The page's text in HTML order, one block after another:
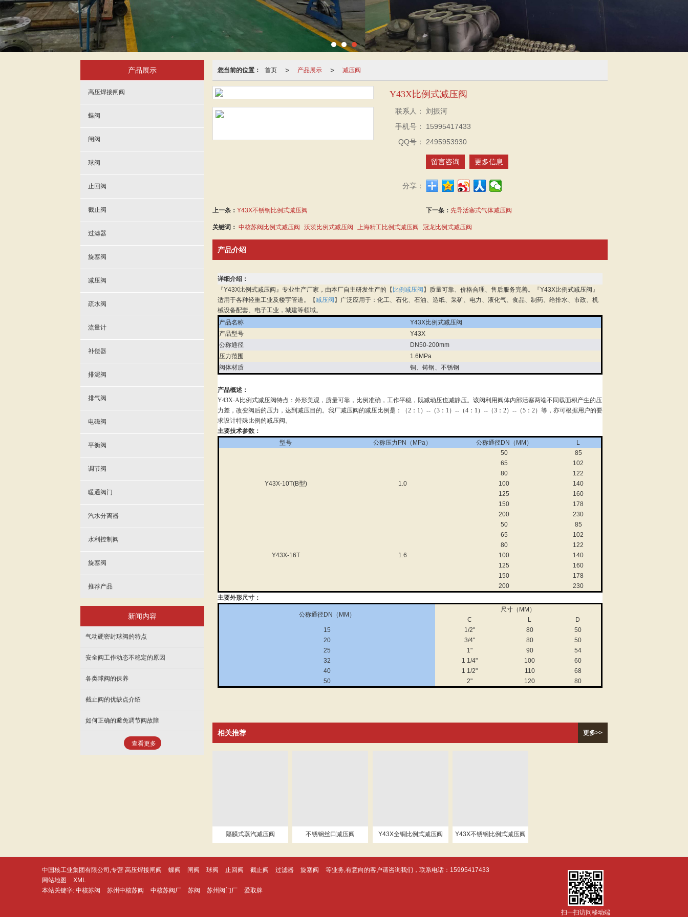
您当前的位置： 首页 > 产品展示 > 减压阀
Y43X比例式减压阀
联系人：
刘振河
手机号：
15995417433
QQ号：
2495953930
留言咨询 更多信息
分享：
上一条： Y43X不锈钢比例式减压阀 下一条： 先导活塞式气体减压阀
关键词： 中核苏阀比例式减压阀 沃茨比例式减压阀 上海精工比例式减压阀 冠龙比例式减压阀
产品介绍
详细介绍：
『Y43X比例式减压阀』专业生产厂家，由本厂自主研发生产的【 比例减压阀 】质量可靠、价格合理、售后服务完善。『Y43X比例式减压阀』
适用于各种轻重工业及楼宇管道。【减压阀 】广泛应用于：化工、石化、石油、造纸、采矿、电力、液化气、食品、制药、给排水、市政、机
械设备配套、电子工业，城建等领域。
产品名称
Y43X比例式减压阀
产品型号
Y43X
公称通径
DN50-200mm
压力范围
1.6MPa
阀体材质
铜、铸钢、不锈钢
产品概述：
Y43X-A比例式减压阀特点：外形美观，质量可靠，比例准确，工作平稳，既减动压也减静压。该阀利用阀体内部活塞两端不同载面积产生的压
力差，改变阀后的压力，达到减压目的。我厂减压阀的减压比例是：（2：1）--（3：1）--（4：1）--（3：2）--（5：2）等，亦可根据用户的要
求设计特殊比例的减压阀。
主要技术参数：
型号
公称压力PN（MPa） 公称通径DN（MM） L
Y43X-10T(B型) 1.0
50
85
65
102
80
122
100
140
125
160
150
178
200
230
Y43X-16T 1.6
50
85
65
102
80
122
100
140
125
160
150
178
200
230
主要外形尺寸：
公称通径DN（MM）
尺寸（MM）
C
L
D
15
1/2" 80
50
20
3/4" 80
50
25
1" 90
54
32
1 1/4" 100
60
40
1 1/2" 110
68
50
2" 120 80
相关推荐 更多>>
隔膜式蒸汽减压阀 不锈钢丝口减压阀 Y43X全铜比例式减压阀 Y43X不锈钢比例式减压阀
产品展示
高压焊接闸阀
蝶阀
闸阀
球阀
止回阀
截止阀
过滤器
旋塞阀
减压阀
疏水阀
流量计
补偿器
排泥阀
排气阀
电磁阀
平衡阀
调节阀
暖通阀门
汽水分离器
水利控制阀
旋塞阀
推荐产品
新闻内容
气动硬密封球阀的特点
安全阀工作动态不稳定的原因
各类球阀的保养
截止阀的优缺点介绍
如何正确的避免调节阀故障
查看更多
中国核工业集团有限公司,专营 高压焊接闸阀 蝶阀 闸阀 球阀 止回阀 截止阀 过滤器 旋塞阀 等业务,有意向的客户请咨询我们，联系电话： 15995417433
网站地图
XML
本站关键字: 中核苏阀 苏州中核苏阀 中核苏阀厂 苏阀 苏州阀门厂 爱取牌
扫一扫访问移动端